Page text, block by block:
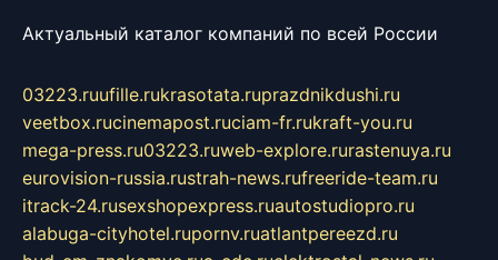
Актуальный каталог компаний по всей России
03223.ruufille.rukrasotata.ruprazdnikdushi.ru
veetbox.rucinemapost.ruciam-fr.rukraft-you.ru
mega-press.ru03223.ruweb-explore.rurastenuya.ru
eurovision-russia.rustrah-news.rufreeride-team.ru
itrack-24.rusexshopexpress.ruautostudiopro.ru
alabuga-cityhotel.rupornv.ruatlantpereezd.ru